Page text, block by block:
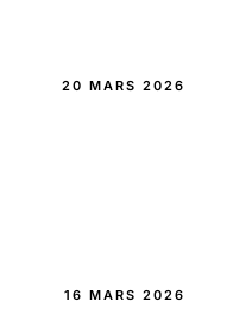
20 MARS 2026
16 MARS 2026